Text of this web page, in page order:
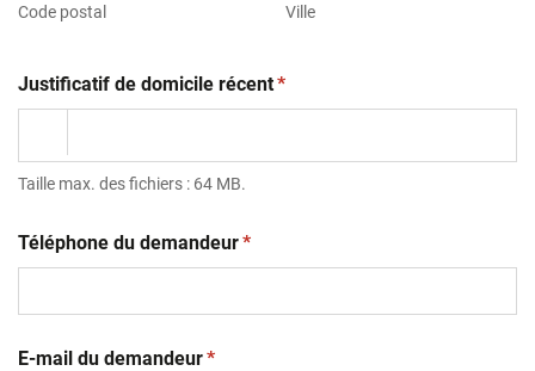
Code postal Ville
Justificatif de domicile récent(obligatoire)
*
Taille max. des fichiers : 64 MB.
Téléphone du demandeur(obligatoire)
*
E-mail du demandeur(obligatoire)
*